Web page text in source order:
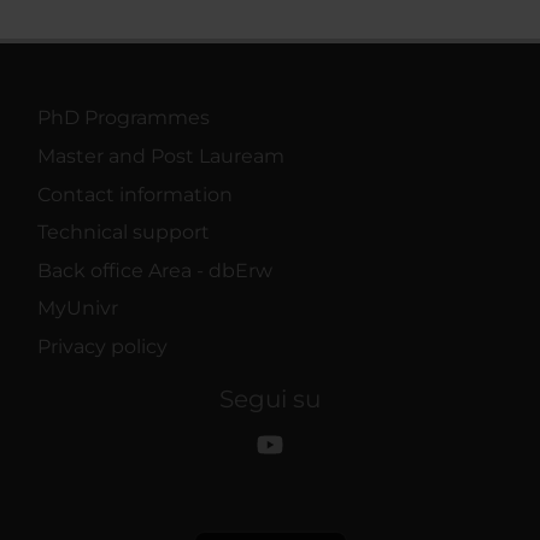
PhD Programmes
Master and Post Lauream
Contact information
Technical support
Back office Area - dbErw
MyUnivr
Privacy policy
Segui su